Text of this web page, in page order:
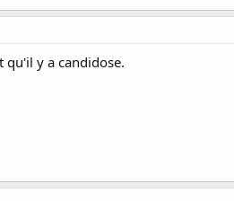
qu'il y a candidose.